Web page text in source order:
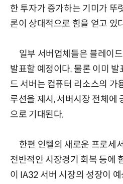
한 투자가 증가하는 기미가 뚜
론이 상대적으로 힘을 얻고 있
일부 서버업체들은 블레이
발표할 예정이다. 물론 이미 발
드 서버는 컴퓨터 리소스의 가
루션을 제시, 서버시장 전체에
으로 기대된다.
한편 인텔의 새로운 프로세
전반적인 시장경기 회복 등에
이 IA32 서버 시장의 성장이